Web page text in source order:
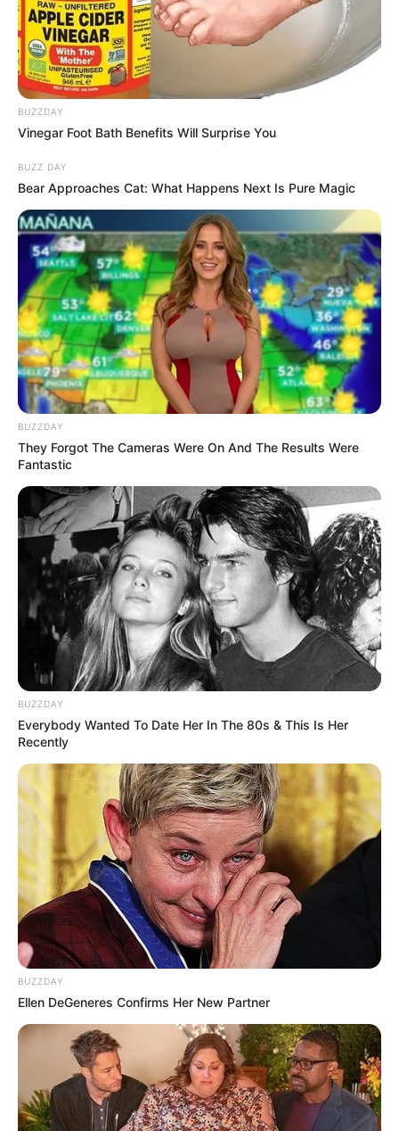
BUZZDAY
Vinegar Foot Bath Benefits Will Surprise You
BUZZ DAY
Bear Approaches Cat: What Happens Next Is Pure Magic
BUZZDAY
They Forgot The Cameras Were On And The Results Were
Fantastic
BUZZDAY
Everybody Wanted To Date Her In The 80s & This Is Her
Recently
BUZZDAY
Ellen DeGeneres Confirms Her New Partner